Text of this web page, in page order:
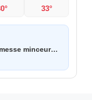
33°
minceur…